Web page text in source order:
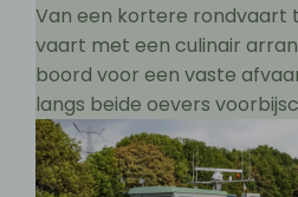
Van een kortere rondvaart
vaart met een culinair
boord voor een vaste
langs beide oevers